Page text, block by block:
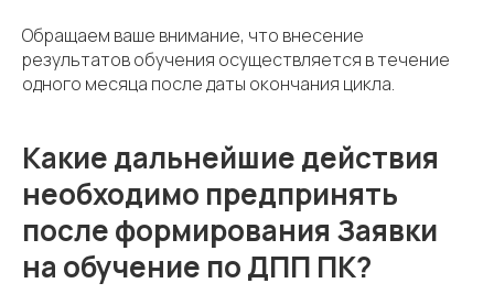
Обращаем ваше внимание, что внесение
результатов обучения осуществляется в течение
одного месяца после даты окончания цикла.
Какие дальнейшие действия
необходимо предпринять
после формирования Заявки
на обучение по ДПП ПК?